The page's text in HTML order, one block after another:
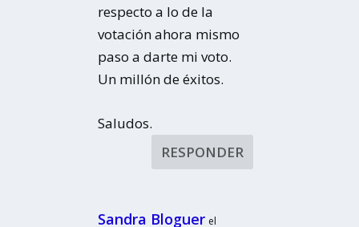
respecto a lo de la
votación ahora mismo
paso a darte mi voto.
Un millón de éxitos.
Saludos.
RESPONDER
Sandra Bloguer el